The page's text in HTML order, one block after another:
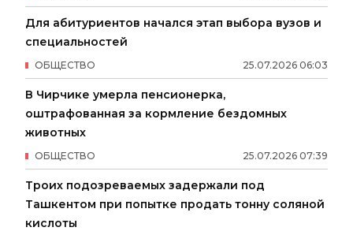
Для абитуриентов начался этап выбора вузов и
специальностей
25.07.2026 06:03
ОБЩЕСТВО
В Чирчике умерла пенсионерка,
оштрафованная за кормление бездомных
животных
25.07.2026 07:39
ОБЩЕСТВО
Троих подозреваемых задержали под
Ташкентом при попытке продать тонну соляной
кислоты